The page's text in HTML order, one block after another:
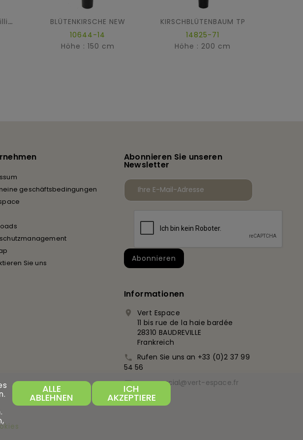
BOUGAINVILLEA (Drillingsblume) NEW LIANES
BLÜTENKIRSCHE NEW
10644-14
Höhe : 150 cm
KIRSCHBLÜTENBAUM TP
14825-71
Höhe : 200 cm
geschäftsbedingungen
Sie uns
Abonnieren Sie unseren
Newsletter
Informationen

Vert Espace
11 bis rue de la haie bardée
28310 BAUDREVILLE
Frankreich
 Rufen Sie uns an +33 (0)2 37 99
54 56
 commercial@vert-espace.fr
ALLE
ABLEHNEN
ICH
AKZEPTIERE